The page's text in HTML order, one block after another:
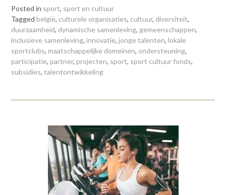
Posted in sport, sport en cultuur
Tagged belgië, culturele organisaties, cultuur, diversiteit,
duurzaamheid, dynamische samenleving, gemeenschappen,
inclusieve samenleving, innovatie, jonge talenten, lokale
sportclubs, maatschappelijke domeinen, ondersteuning,
participatie, partner, projecten, sport, sport cultuur fonds,
subsidies, talentontwikkeling